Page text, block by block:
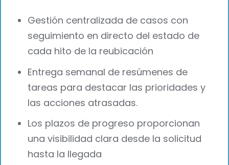
Gestión centralizada de casos con
seguimiento en directo del estado de
cada hito de la reubicación
Entrega semanal de resúmenes de
tareas para destacar las prioridades y
las acciones atrasadas.
Los plazos de progreso proporcionan
una visibilidad clara desde la solicitud
hasta la llegada